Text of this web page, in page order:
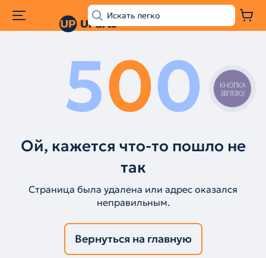
500
Ой, кажется что-то пошло не
так
Страница была удалена или адрес оказался
неправильным.
Вернуться на главную
КНОПКА
ЗВ'ЯЗКУ